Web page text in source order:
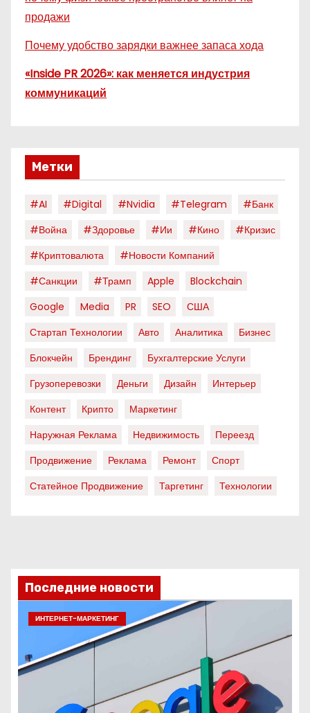
продажи
Почему удобство зарядки важнее запаса хода
«Inside PR 2026»: как меняется индустрия
коммуникаций
Метки
#AI #digital #nvidia #telegram
#банк
#война
#здоровье #ии #кино
#кризис
#криптовалюта
#новости Компаний
#санкции
#трамп Apple
Blockchain
Google
Media PR SEO
США
Стартап Технологии
Авто Аналитика
Бизнес
Блокчейн
Брендинг
Бухгалтерские Услуги
Грузоперевозки
Деньги Дизайн
Интерьер
Контент
Крипто
Маркетинг
Наружная Реклама
Недвижимость
Переезд
Продвижение
Реклама Ремонт
Спорт
Статейное Продвижение
Таргетинг Технологии
Последние новости
ИНТЕРНЕТ-МАРКЕТИНГ